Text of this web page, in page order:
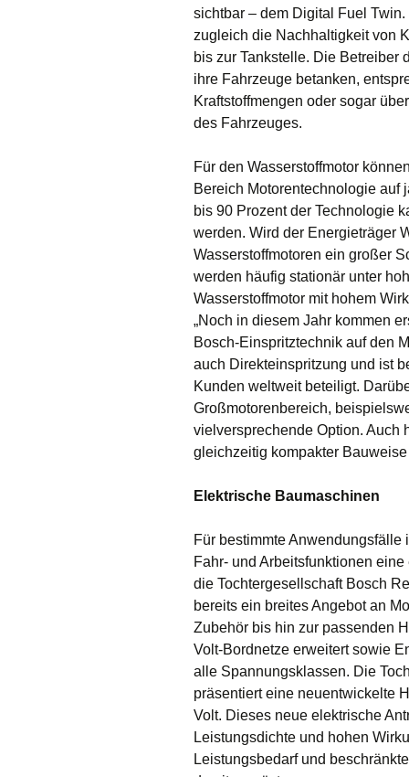
sichtbar – dem Digital Fuel
zugleich die Nachhaltigkeit von
bis zur Tankstelle. Die Betreiber
ihre Fahrzeuge betanken,
Kraftstoffmengen oder sogar
des Fahrzeuges.
Für den Wasserstoffmotor
Bereich Motorentechnologie auf
bis 90 Prozent der Technologie
werden. Wird der Energieträger
Wasserstoffmotoren ein großer
werden häufig stationär unter
Wasserstoffmotor mit hohem
„Noch in diesem Jahr kommen
Bosch-Einspritztechnik auf den
auch Direkteinspritzung und ist
Kunden weltweit beteiligt.
Großmotorenbereich,
vielversprechende Option. Auch
gleichzeitig kompakter
Elektrische Baumaschinen
Für bestimmte
Fahr- und Arbeitsfunktionen
die Tochtergesellschaft Bosch
bereits ein breites Angebot an
Zubehör bis hin zur passenden
Volt-Bordnetze erweitert sowie
alle Spannungsklassen. Die
präsentiert eine neuentwickelte
Volt. Dieses neue elektrische
Leistungsdichte und hohen
Leistungsbedarf und